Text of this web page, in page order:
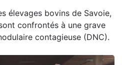
élevages bovins de Savoie,
confrontés à une grave
contagieuse (DNC).